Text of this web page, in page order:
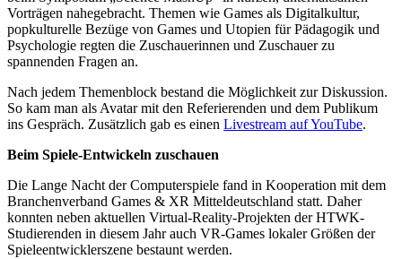
Vorträgen nahegebracht. Themen wie Games als Digitalkultur,
popkulturelle Bezüge von Games und Utopien für Pädagogik und
Psychologie regten die Zuschauerinnen und Zuschauer zu
spannenden Fragen an.
Nach jedem Themenblock bestand die Möglichkeit zur Diskussion.
So kam man als Avatar mit den Referierenden und dem Publikum
ins Gespräch. Zusätzlich gab es einen Livestream auf YouTube.
Beim Spiele-Entwickeln zuschauen
Die Lange Nacht der Computerspiele fand in Kooperation mit dem
Branchenverband Games & XR Mitteldeutschland statt. Daher
konnten neben aktuellen Virtual-Reality-Projekten der HTWK-
Studierenden in diesem Jahr auch VR-Games lokaler Größen der
Spieleentwicklerszene bestaunt werden.